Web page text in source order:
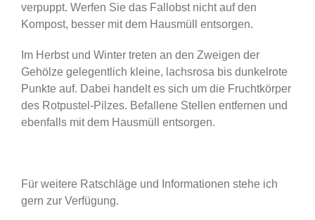
verpuppt. Werfen Sie das Fallobst nicht auf den
Kompost, besser mit dem Hausmüll entsorgen.
Im Herbst und Winter treten an den Zweigen der
Gehölze gelegentlich kleine, lachsrosa bis dunkelrote
Punkte auf. Dabei handelt es sich um die Fruchtkörper
des Rotpustel-Pilzes. Befallene Stellen entfernen und
ebenfalls mit dem Hausmüll entsorgen.
Für weitere Ratschläge und Informationen stehe ich
gern zur Verfügung.